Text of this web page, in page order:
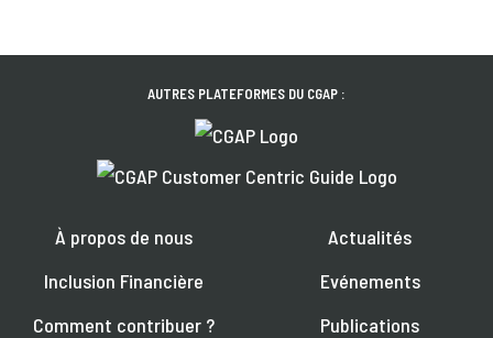
AUTRES PLATEFORMES DU CGAP :
À propos de nous
Inclusion Financière
Comment contribuer ?
Actualités
Evénements
Publications